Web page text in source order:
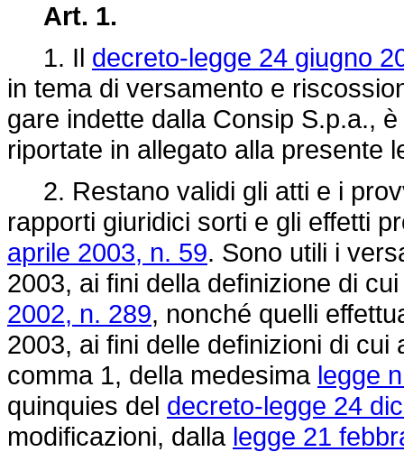
Art. 1.
1. Il decreto-legge 24 giugno
in tema di versamento e
gare indette dalla Consip S.p.a.,
riportate in allegato alla presente
2. Restano validi gli atti e i
rapporti giuridici sorti e gli effetti
aprile 2003, n. 59. Sono utili i
2003, ai fini della definizione di
2002, n. 289, nonché quelli
2003, ai fini delle definizioni di
comma 1, della medesima legge
quinquies del decreto-legge 24
modificazioni, dalla legge 21